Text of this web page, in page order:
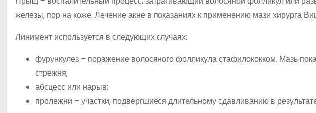
железы, пор на коже. Лечение акне в показаниях к применению мази хирурга
Линимент используется в следующих случаях:
фурункулез – поражение волосяного фолликула стафилококком. Мазь
стрежня;
абсцесс или нарыв;
пролежни – участки, подвергшиеся длительному сдавливанию в